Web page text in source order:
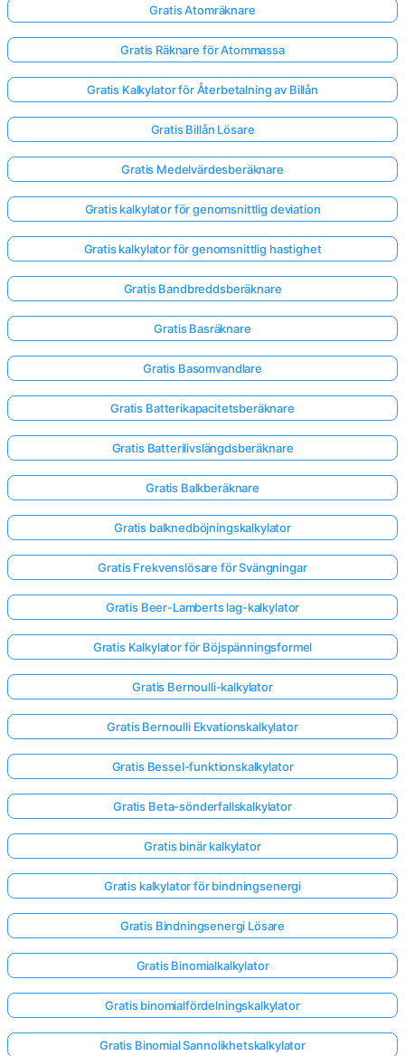
Gratis Atomräknare
Gratis Räknare för Atommassa
Gratis Kalkylator för Återbetalning av Billån
Gratis Billån Lösare
Gratis Medelvärdesberäknare
Gratis kalkylator för genomsnittlig deviation
Gratis kalkylator för genomsnittlig hastighet
Gratis Bandbreddsberäknare
Gratis Basräknare
Gratis Basomvandlare
Gratis Batterikapacitetsberäknare
Gratis Batterilivslängdsberäknare
Gratis Balkberäknare
Gratis balknedböjningskalkylator
Gratis Frekvenslösare för Svängningar
Gratis Beer-Lamberts lag-kalkylator
Gratis Kalkylator för Böjspänningsformel
Gratis Bernoulli-kalkylator
Gratis Bernoulli Ekvationskalkylator
Gratis Bessel-funktionskalkylator
Gratis Beta-sönderfallskalkylator
Gratis binär kalkylator
Gratis kalkylator för bindningsenergi
Gratis Bindningsenergi Lösare
Gratis Binomialkalkylator
Gratis binomialfördelningskalkylator
Gratis Binomial Sannolikhetskalkylator